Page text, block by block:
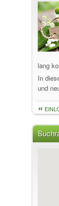
lang
In
und